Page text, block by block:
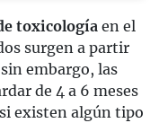
toxicología en el
surgen a partir
embargo, las
de 4 a 6 meses
existen algún tipo